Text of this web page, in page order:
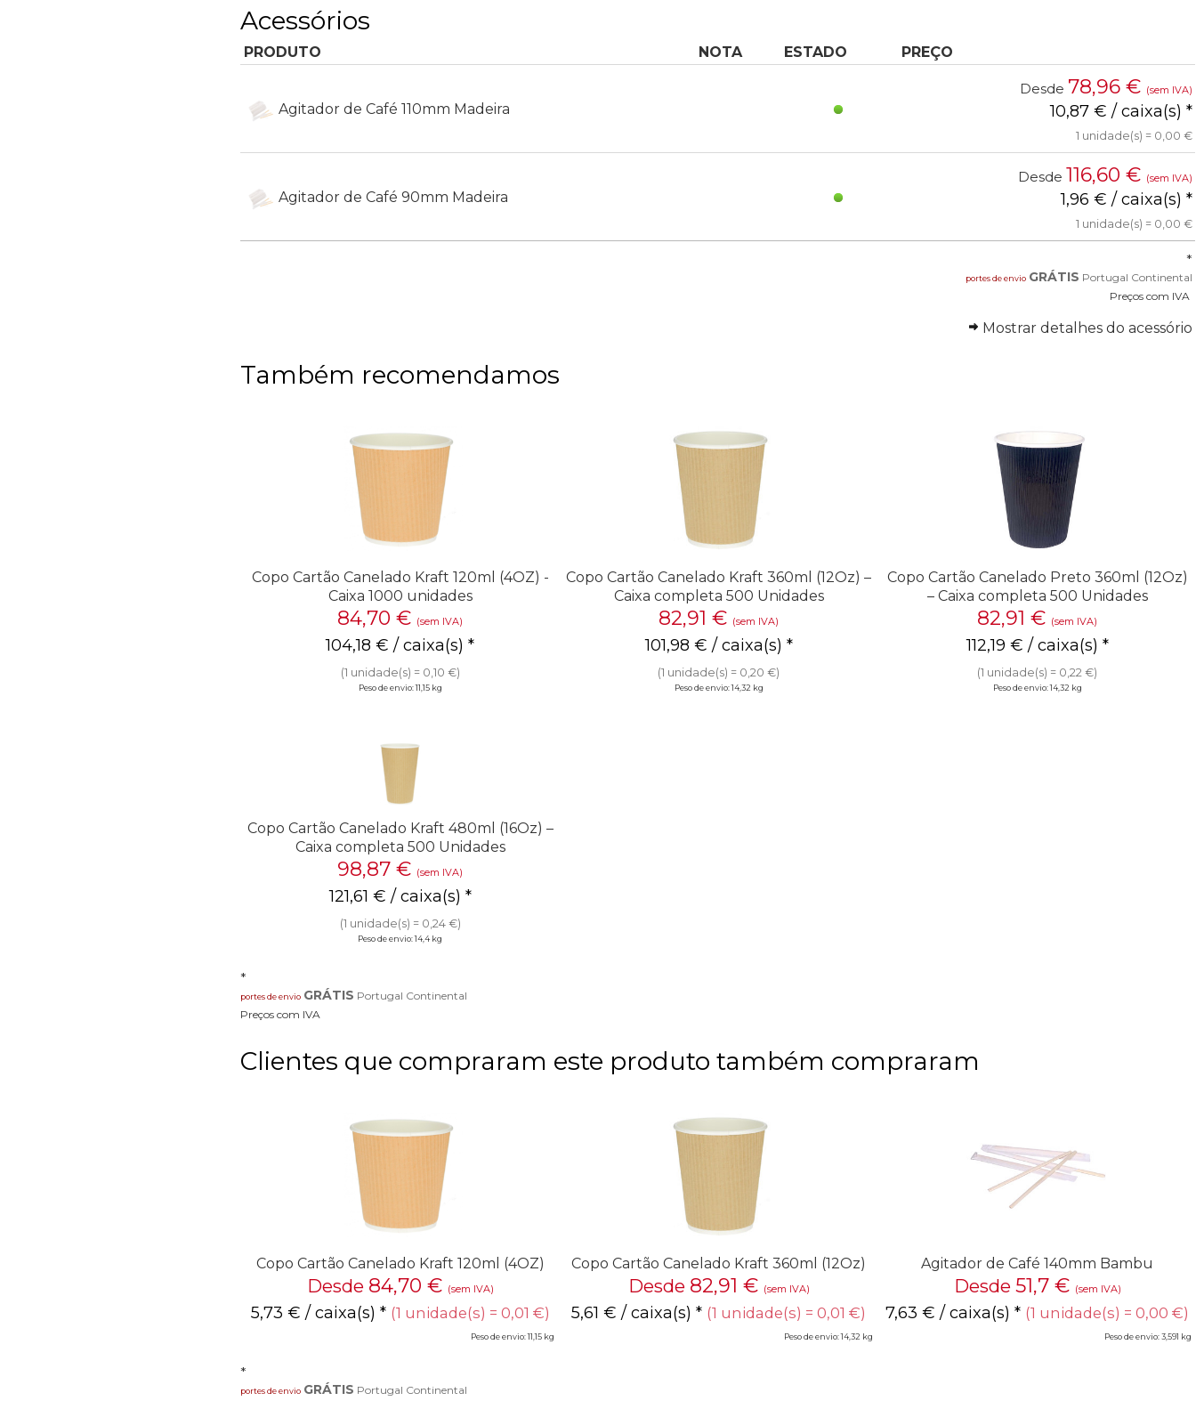
Acessórios
PRODUTO NOTA ESTADO PREÇO
Agitador de Café 110mm Madeira
Desde 78,96 € (sem IVA)
10,87 € / caixa(s) *
1 unidade(s) = 0,00 €
Agitador de Café 90mm Madeira
Desde 116,60 € (sem IVA)
1,96 € / caixa(s) *
1 unidade(s) = 0,00 €
*
portes de envio GRÁTIS Portugal Continental
Preços com IVA
Mostrar detalhes do acessório
Também recomendamos
Copo Cartão Canelado Kraft 120ml (4OZ) -
Caixa 1000 unidades
84,70 € (sem IVA)
104,18 € / caixa(s) *
(1 unidade(s) = 0,10 €)
Peso de envio: 11,15 kg
Copo Cartão Canelado Kraft 360ml (12Oz) –
Caixa completa 500 Unidades
82,91 € (sem IVA)
101,98 € / caixa(s) *
(1 unidade(s) = 0,20 €)
Peso de envio: 14,32 kg
Copo Cartão Canelado Preto 360ml (12Oz)
– Caixa completa 500 Unidades
82,91 € (sem IVA)
112,19 € / caixa(s) *
(1 unidade(s) = 0,22 €)
Peso de envio: 14,32 kg
Copo Cartão Canelado Kraft 480ml (16Oz) –
Caixa completa 500 Unidades
98,87 € (sem IVA)
121,61 € / caixa(s) *
(1 unidade(s) = 0,24 €)
Peso de envio: 14,4 kg
*
portes de envio GRÁTIS Portugal Continental
Preços com IVA
Clientes que compraram este produto também compraram
Copo Cartão Canelado Kraft 120ml (4OZ)
Desde 84,70 € (sem IVA)
5,73 € / caixa(s) * (1 unidade(s) = 0,01 €)
Peso de envio: 11,15 kg
Copo Cartão Canelado Kraft 360ml (12Oz)
Desde 82,91 € (sem IVA)
5,61 € / caixa(s) * (1 unidade(s) = 0,01 €)
Peso de envio: 14,32 kg
Agitador de Café 140mm Bambu
Desde 51,7 € (sem IVA)
7,63 € / caixa(s) * (1 unidade(s) = 0,00 €)
Peso de envio: 3,591 kg
*
portes de envio GRÁTIS Portugal Continental